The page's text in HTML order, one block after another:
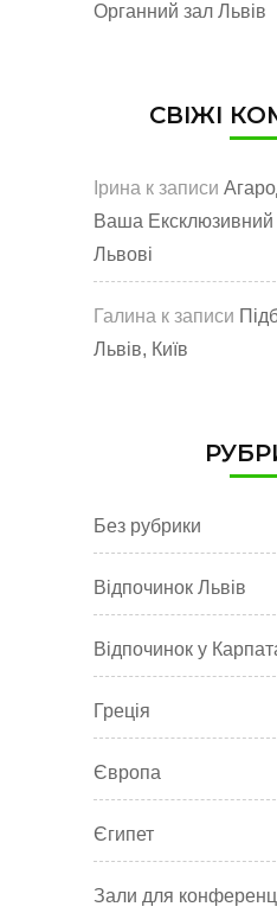
Органний зал Львів
СВІЖІ
Ірина к записи
Ваша Ексклюзивний
Львові
Галина к записи
Львів, Київ
Без рубрики
Відпочинок Львів
Відпочинок у
Греція
Європа
Єгипет
Зали для